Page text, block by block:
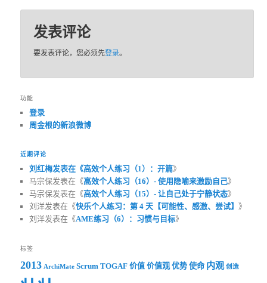
发表评论
要发表评论，您必须先登录。
功能
登录
周金根的新浪微博
近期评论
刘红梅发表在《高效个人练习（1）：开篇》
马宗保发表在《高效个人练习（16）- 使用隐喻来激励自己》
马宗保发表在《高效个人练习（15）- 让自己处于宁静状态》
刘洋发表在《快乐个人练习：第 4 天【可能性、感激、尝试】 》
刘洋发表在《AME练习（6）：习惯与目标》
标签
2013 ArchiMate Scrum TOGAF 价值 价值观 优势 使命 内观 创造